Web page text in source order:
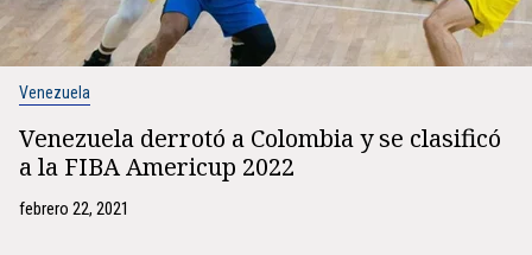
Venezuela
Venezuela derrotó a Colombia y se clasificó
a la FIBA Americup 2022
febrero 22, 2021